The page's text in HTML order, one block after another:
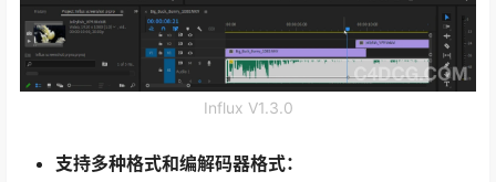
Influx V1.3.0
支持多种格式和编解码器格式：